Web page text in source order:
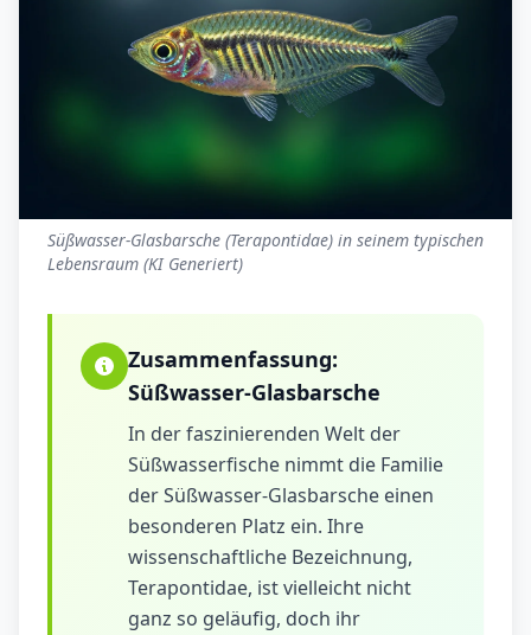
Süßwasser-Glasbarsche (Terapontidae) in seinem typischen
Lebensraum (KI Generiert)
Zusammenfassung:
Süßwasser-Glasbarsche
In der faszinierenden Welt der
Süßwasserfische nimmt die Familie
der Süßwasser-Glasbarsche einen
besonderen Platz ein. Ihre
wissenschaftliche Bezeichnung,
Terapontidae, ist vielleicht nicht
ganz so geläufig, doch ihr